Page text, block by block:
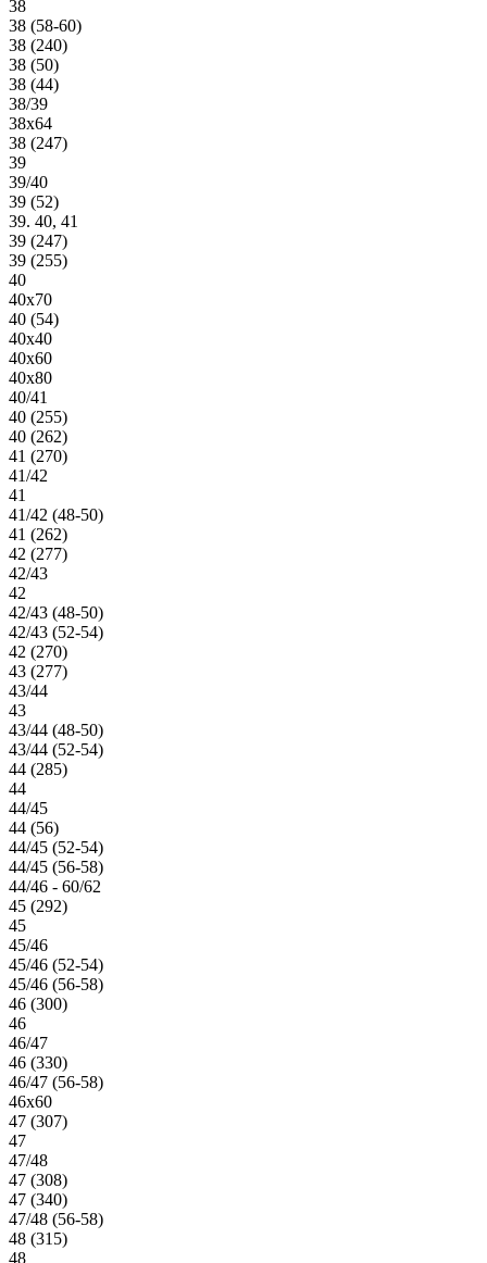
38
38 (58-60)
38 (240)
38 (50)
38 (44)
38/39
38х64
38 (247)
39
39/40
39 (52)
39. 40, 41
39 (247)
39 (255)
40
40х70
40 (54)
40х40
40х60
40х80
40/41
40 (255)
40 (262)
41 (270)
41/42
41
41/42 (48-50)
41 (262)
42 (277)
42/43
42
42/43 (48-50)
42/43 (52-54)
42 (270)
43 (277)
43/44
43
43/44 (48-50)
43/44 (52-54)
44 (285)
44
44/45
44 (56)
44/45 (52-54)
44/45 (56-58)
44/46 - 60/62
45 (292)
45
45/46
45/46 (52-54)
45/46 (56-58)
46 (300)
46
46/47
46 (330)
46/47 (56-58)
46х60
47 (307)
47
47/48
47 (308)
47 (340)
47/48 (56-58)
48 (315)
48